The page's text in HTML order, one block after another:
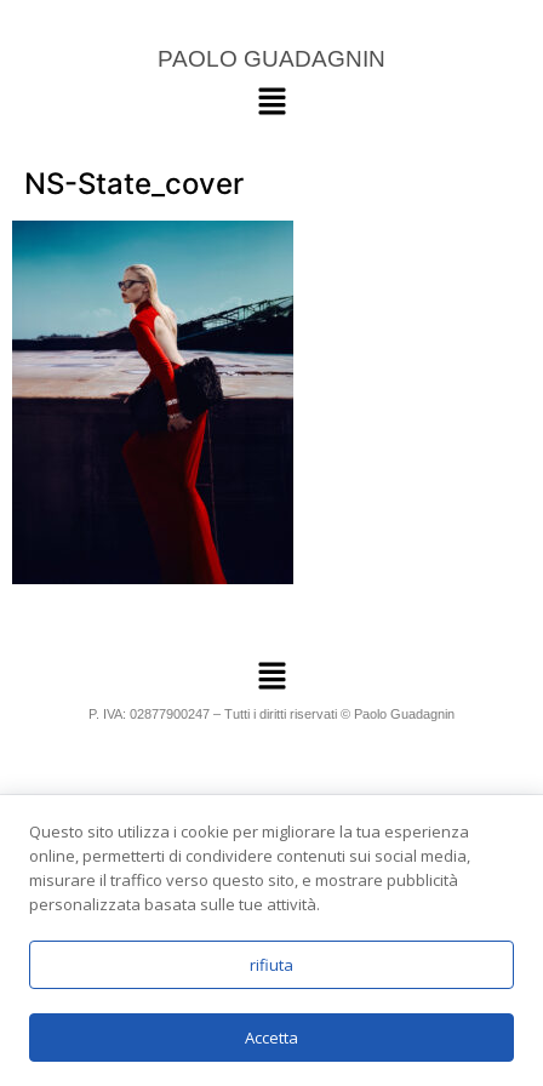
PAOLO GUADAGNIN
NS-State_cover
P. IVA: 02877900247 – Tutti i diritti riservati © Paolo Guadagnin
Questo sito utilizza i cookie per migliorare la tua esperienza
online, permetterti di condividere contenuti sui social media,
misurare il traffico verso questo sito, e mostrare pubblicità
personalizzata basata sulle tue attività.
rifiuta
Accetta